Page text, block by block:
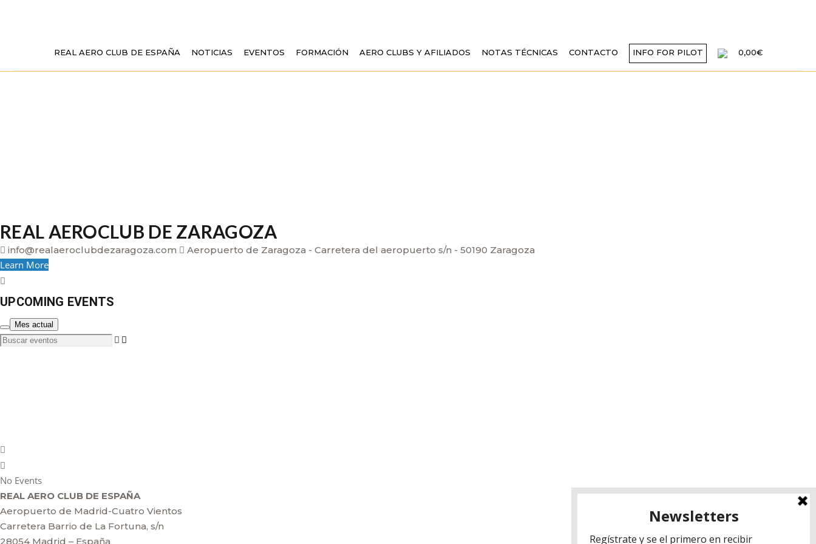
REAL AERO CLUB DE ESPAÑA NOTICIAS EVENTOS FORMACIÓN AERO CLUBS Y AFILIADOS NOTAS TÉCNICAS CONTACTO INFO FOR PILOT 0,00€
REAL AEROCLUB DE ZARAGOZA
info@realaeroclubdezaragoza.com Aeropuerto de Zaragoza - Carretera del aeropuerto s/n - 50190 Zaragoza
Learn More
UPCOMING EVENTS
Mes actual
Buscar
No Events
REAL AERO CLUB DE ESPAÑA
Aeropuerto de Madrid-Cuatro Vientos
Carretera Barrio de La Fortuna, s/n
28054 Madrid – España